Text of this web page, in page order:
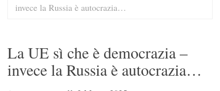
invece la Russia è autocrazia…
La UE sì che è democrazia –
invece la Russia è autocrazia…